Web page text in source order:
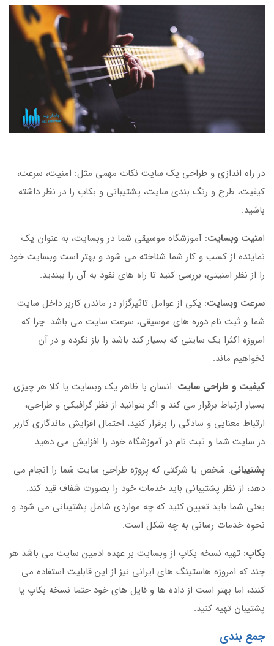
در راه اندازی و طراحی یک سایت نکات مهمی مثل: امنیت، سرعت،
کیفیت، طرح و رنگ بندی سایت، پشتیبانی و بکاپ را در نظر داشته
باشید.
امنیت وبسایت: آموزشگاه موسیقی شما در وبسایت، به عنوان یک
نماینده از کسب و کار شما شناخته می شود و بهتر است وبسایت خود
را از نظر امنیتی، بررسی کنید تا راه های نفوذ به آن را ببندید.
سرعت وبسایت: یکی از عوامل تاثیرگزار در ماندن کاربر داخل سایت
شما و ثبت نام دوره های موسیقی، سرعت سایت می باشد. چرا که
امروزه اکثرا یک سایتی که بسیار کند باشد را باز نکرده و در آن
نخواهیم ماند.
کیفیت و طراحی سایت: انسان با ظاهر یک وبسایت یا کلا هر چیزی
بسیار ارتباط برقرار می کند و اگر بتوانید از نظر گرافیکی و طراحی،
ارتباط معنایی و سادگی را برقرار کنید، احتمال افزایش ماندگاری کاربر
در سایت شما و ثبت نام در آموزشگاه خود را افزایش می دهید.
پشتیبانی: شخص یا شرکتی که پروژه طراحی سایت شما را انجام می
دهد، از نظر پشتیبانی باید خدمات خود را بصورت شفاف قید کند.
یعنی شما باید تعیین کنید که چه مواردی شامل پشتیبانی می شود و
نحوه خدمات رسانی به چه شکل است.
بکاپ: تهیه نسخه بکاپ از وبسایت بر عهده ادمین سایت می باشد هر
چند که امروزه هاستینگ های ایرانی نیز از این قابلیت استفاده می
کنند، اما بهتر است از داده ها و فایل های خود حتما نسخه بکاپ یا
پشتیبان تهیه کنید.
جمع بندی